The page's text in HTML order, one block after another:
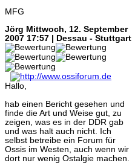
MFG
Jörg Mittwoch, 12. September
2007 17:57 | Dessau - Stuttgart
Hallo,
hab einen Bericht gesehen und
finde die Art und Weise gut, zu
zeigen, was es in der DDR gab
und was halt auch nicht. Ich
selbst betreibe ein Forum für
Ossis im Westen, auch wenn wir
dort nur wenig Ostalgie machen.